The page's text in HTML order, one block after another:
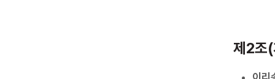
제2조